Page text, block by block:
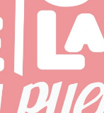
Cine Solar